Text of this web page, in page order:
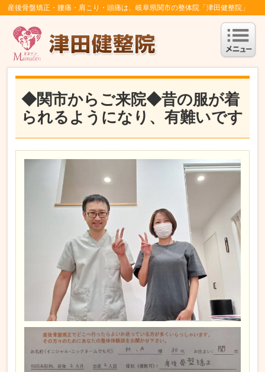
産後骨盤矯正・腰痛・肩こり・頭痛は、岐阜県関市の整体院「津田健整院」
◆関市からご来院◆昔の服が着
られるようになり、有難いです